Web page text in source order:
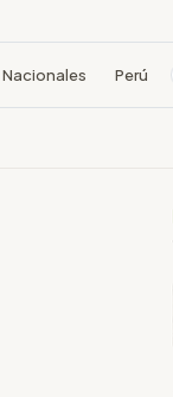
Nacionales Perú